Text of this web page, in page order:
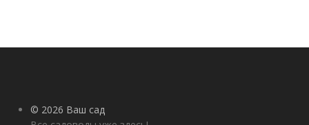
© 2026 Ваш сад